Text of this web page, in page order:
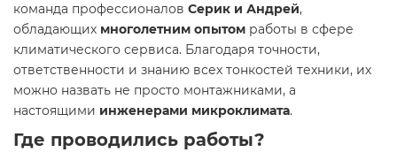
команда профессионалов Серик и Андрей,
обладающих многолетним опытом работы в сфере
климатического сервиса. Благодаря точности,
ответственности и знанию всех тонкостей техники, их
можно назвать не просто монтажниками, а
настоящими инженерами микроклимата.
Где проводились работы?